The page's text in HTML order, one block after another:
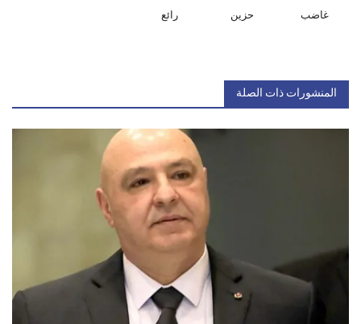
غاضب حزين رائع
المنشورات ذات الصلة